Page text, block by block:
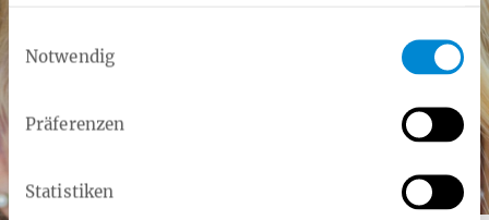
Notwendig
Präferenzen
Statistiken